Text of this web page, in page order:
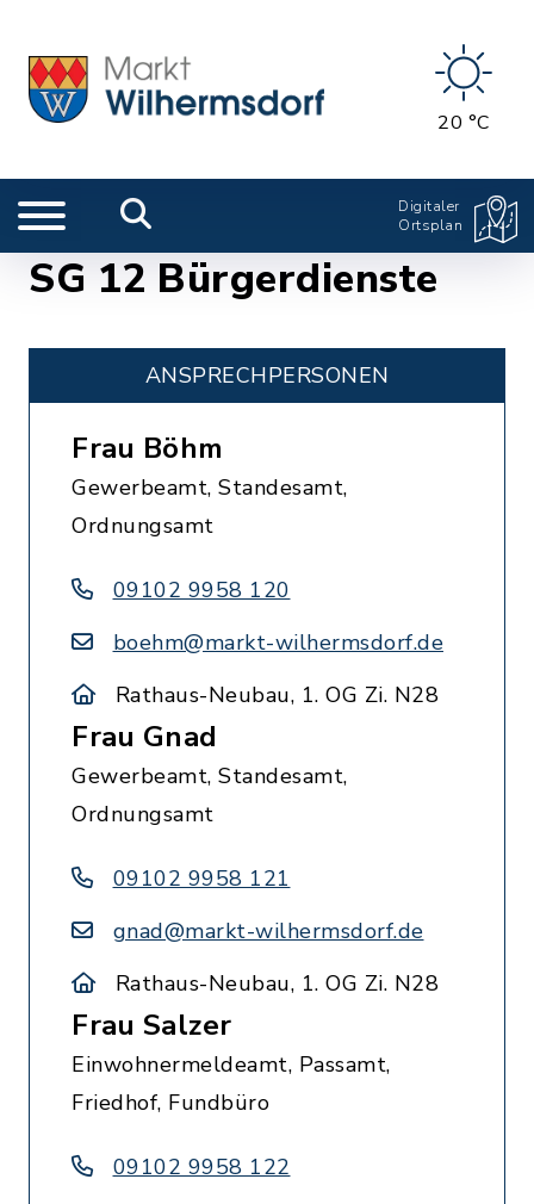
20 °C
Digitaler
Ortsplan
SG 12 Bürgerdienste
ANSPRECHPERSONEN
Frau Böhm
Gewerbeamt, Standesamt,
Ordnungsamt
09102 9958 120
boehm@markt-wilhermsdorf.de
Rathaus-Neubau, 1. OG Zi. N28
Frau Gnad
Gewerbeamt, Standesamt,
Ordnungsamt
09102 9958 121
gnad@markt-wilhermsdorf.de
Rathaus-Neubau, 1. OG Zi. N28
Frau Salzer
Einwohnermeldeamt, Passamt,
Friedhof, Fundbüro
09102 9958 122